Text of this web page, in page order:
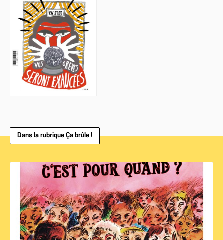
Dans la rubrique Ça brûle !